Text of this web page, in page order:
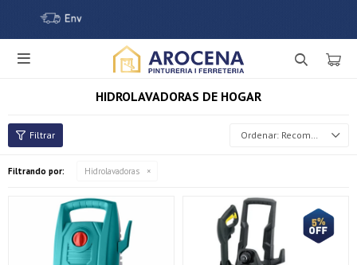

HIDROLAVADORAS DE HOGAR
Recomendados
Filtrando por: Hidrolavadoras